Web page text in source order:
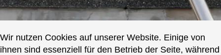
Wir nutzen Cookies auf unserer Website. Einige von
ihnen sind essenziell für den Betrieb der Seite, während